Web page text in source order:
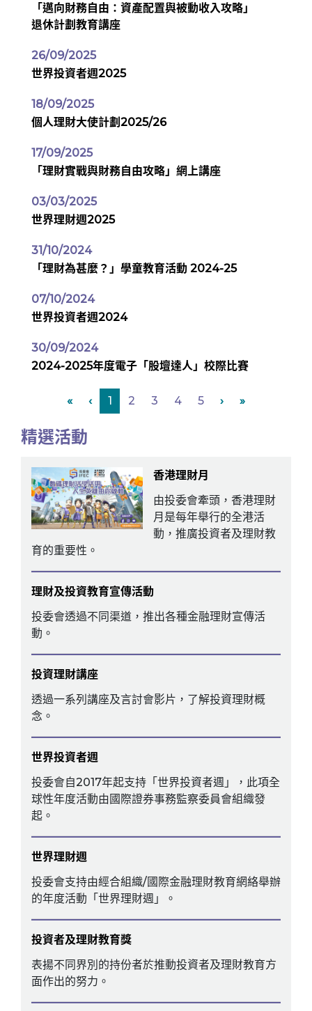
「邁向財務自由：資產配置與被動收入攻略」
退休計劃教育講座
26/09/2025
世界投資者週2025
18/09/2025
個人理財大使計劃2025/26
17/09/2025
「理財實戰與財務自由攻略」網上講座
03/03/2025
世界理財週2025
31/10/2024
「理財為甚麼？」學童教育活動 2024-25
07/10/2024
世界投資者週2024
30/09/2024
2024-2025年度電子「股壇達人」校際比賽
« ‹ 1 2 3 4 5 › »
精選活動
香港理財月
由投委會牽頭，香港理財
月是每年舉行的全港活
動，推廣投資者及理財教
育的重要性。
理財及投資教育宣傳活動
投委會透過不同渠道，推出各種金融理財宣傳活
動。
投資理財講座
透過一系列講座及言討會影片，了解投資理財概
念。
世界投資者週
投委會自2017年起支持「世界投資者週」，此項全
球性年度活動由國際證券事務監察委員會組織發
起。
世界理財週
投委會支持由經合組織/國際金融理財教育網絡舉辦
的年度活動「世界理財週」。
投資者及理財教育獎
表揚不同界別的持份者於推動投資者及理財教育方
面作出的努力。